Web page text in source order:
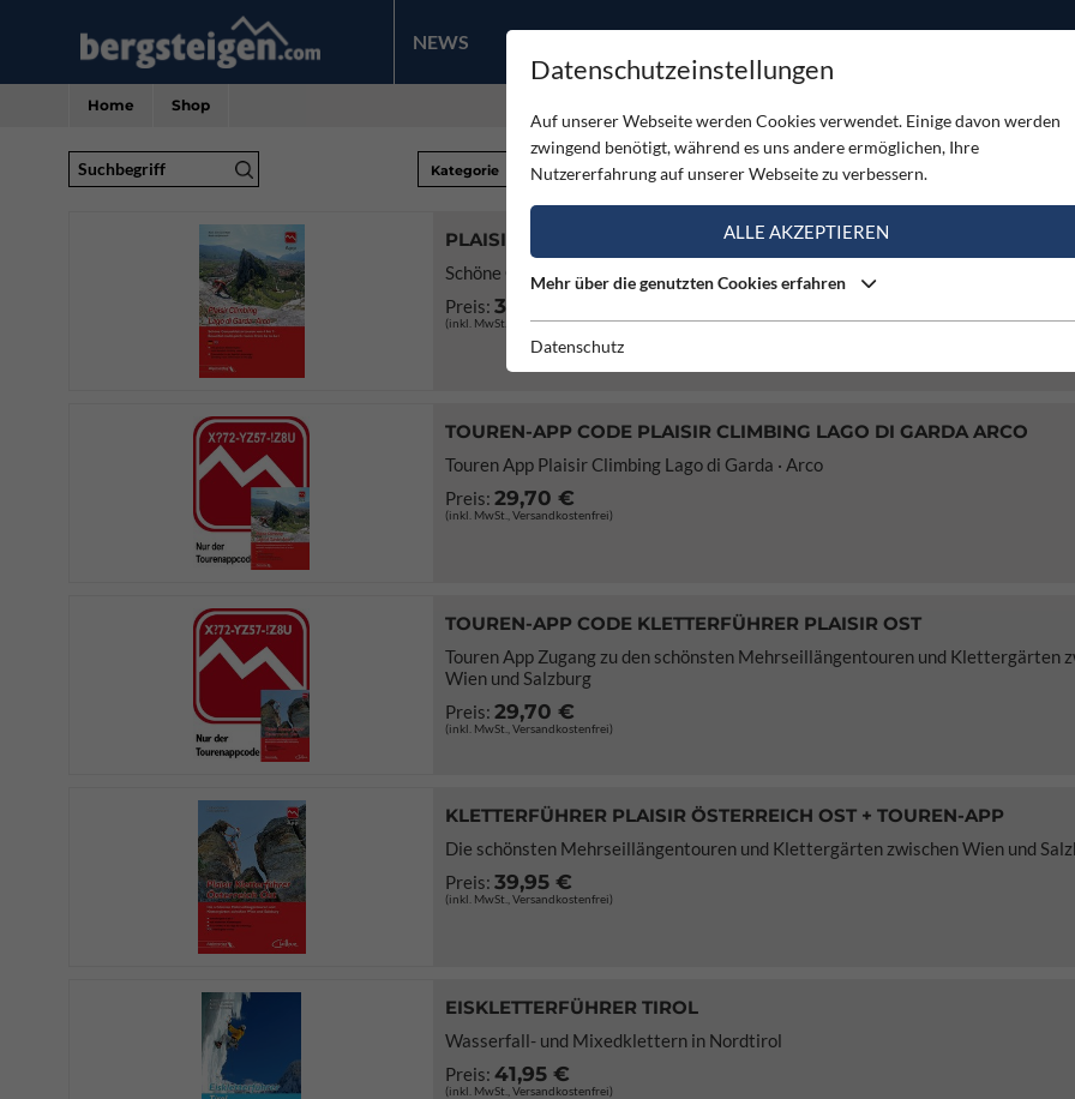
NEWS PRODUKTE
Home Shop
Suchbegriff Kategorie
PLAISIR CLIMBING LAGO DI GARDA · ARCO + TOUREN-APP
Schöne Genussklettertouren von 4 bis 7- / Beautiful multi-pitch routes from 4a
Preis: 34,95 €
(inkl. MwSt., Versandkostenfrei)
TOUREN-APP CODE PLAISIR CLIMBING LAGO DI GARDA ARCO
Touren App Plaisir Climbing Lago di Garda · Arco
Preis: 29,70 €
(inkl. MwSt., Versandkostenfrei)
TOUREN-APP CODE KLETTERFÜHRER PLAISIR OST
Touren App Zugang zu den schönsten Mehrseillängentouren und Klettergärten
Wien und Salzburg
Preis: 29,70 €
(inkl. MwSt., Versandkostenfrei)
KLETTERFÜHRER PLAISIR ÖSTERREICH OST + TOUREN-APP
Die schönsten Mehrseillängentouren und Klettergärten zwischen Wien und
Preis: 39,95 €
(inkl. MwSt., Versandkostenfrei)
EISKLETTERFÜHRER TIROL
Wasserfall- und Mixedklettern in Nordtirol
Preis: 41,95 €
(inkl. MwSt., Versandkostenfrei)
Datenschutzeinstellungen
Auf unserer Webseite werden Cookies verwendet. Einige davon werden
zwingend benötigt, während es uns andere ermöglichen, Ihre
Nutzererfahrung auf unserer Webseite zu verbessern.
ALLE AKZEPTIEREN
Mehr über die genutzten Cookies erfahren
Datenschutz